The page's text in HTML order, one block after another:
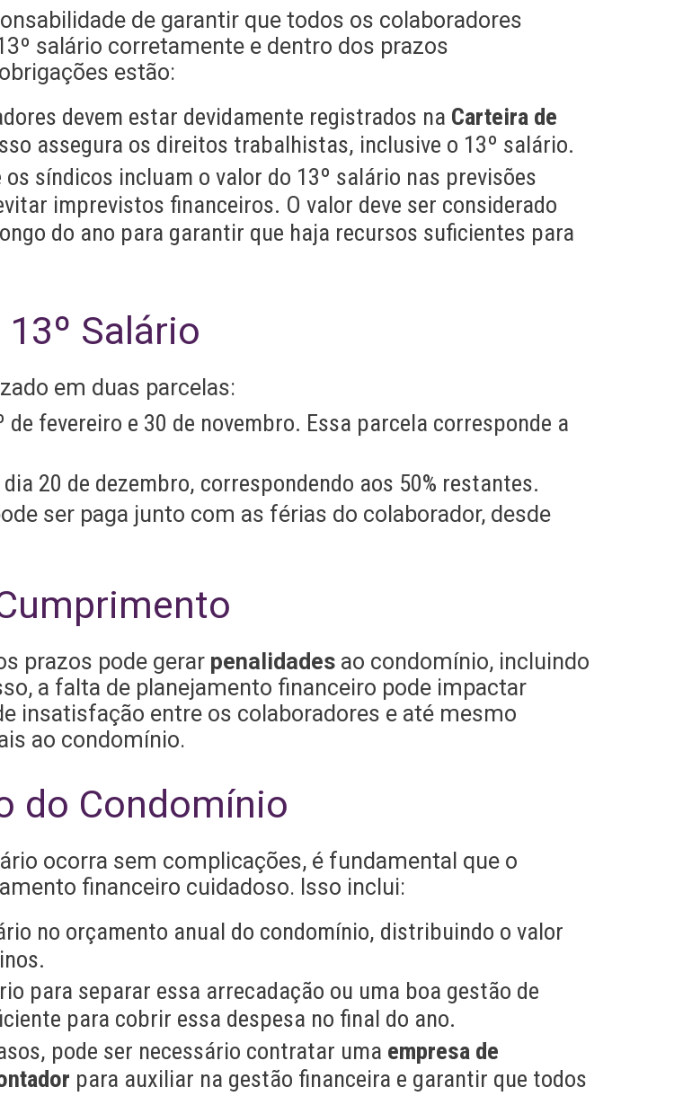
de garantir que todos os colaboradores
salário corretamente e dentro dos prazos
estão:
devem estar devidamente registrados na Carteira de
assegura os direitos trabalhistas, inclusive o 13º salário.
os síndicos incluam o valor do 13º salário nas previsões
imprevistos financeiros. O valor deve ser considerado
do ano para garantir que haja recursos suficientes para
Salário
em duas parcelas:
de fevereiro e 30 de novembro. Essa parcela corresponde a
20 de dezembro, correspondendo aos 50% restantes.
ser paga junto com as férias do colaborador, desde
prazos pode gerar penalidadesao condomínio, incluindo
a falta de planejamento financeiro pode impactar
insatisfação entre os colaboradores e até mesmo
ao condomínio.
do Condomínio
ocorra sem complicações, é fundamental que o
financeiro cuidadoso. Isso inclui:
no orçamento anual do condomínio, distribuindo o valor
para separar essa arrecadação ou uma boa gestão de
para cobrir essa despesa no final do ano.
pode ser necessário contratar uma empresa de
para auxiliar na gestão financeira e garantir que todos